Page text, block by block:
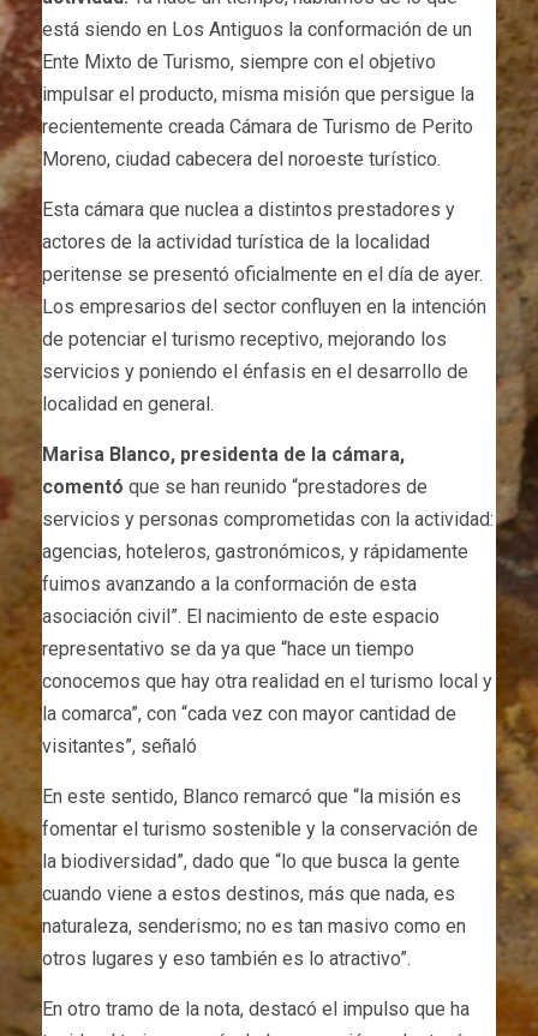
está siendo en Los Antiguos la conformación de un
Ente Mixto de Turismo, siempre con el objetivo
impulsar el producto, misma misión que persigue la
recientemente creada Cámara de Turismo de Perito
Moreno, ciudad cabecera del noroeste turístico.
Esta cámara que nuclea a distintos prestadores y
actores de la actividad turística de la localidad
peritense se presentó oficialmente en el día de ayer.
Los empresarios del sector confluyen en la intención
de potenciar el turismo receptivo, mejorando los
servicios y poniendo el énfasis en el desarrollo de
localidad en general.
Marisa Blanco, presidenta de la cámara,
comentó que se han reunido “prestadores de
servicios y personas comprometidas con la actividad:
agencias, hoteleros, gastronómicos, y rápidamente
fuimos avanzando a la conformación de esta
asociación civil”. El nacimiento de este espacio
representativo se da ya que “hace un tiempo
conocemos que hay otra realidad en el turismo local y
la comarca”, con “cada vez con mayor cantidad de
visitantes”, señaló
En este sentido, Blanco remarcó que “la misión es
fomentar el turismo sostenible y la conservación de
la biodiversidad”, dado que “lo que busca la gente
cuando viene a estos destinos, más que nada, es
naturaleza, senderismo; no es tan masivo como en
otros lugares y eso también es lo atractivo”.
En otro tramo de la nota, destacó el impulso que ha